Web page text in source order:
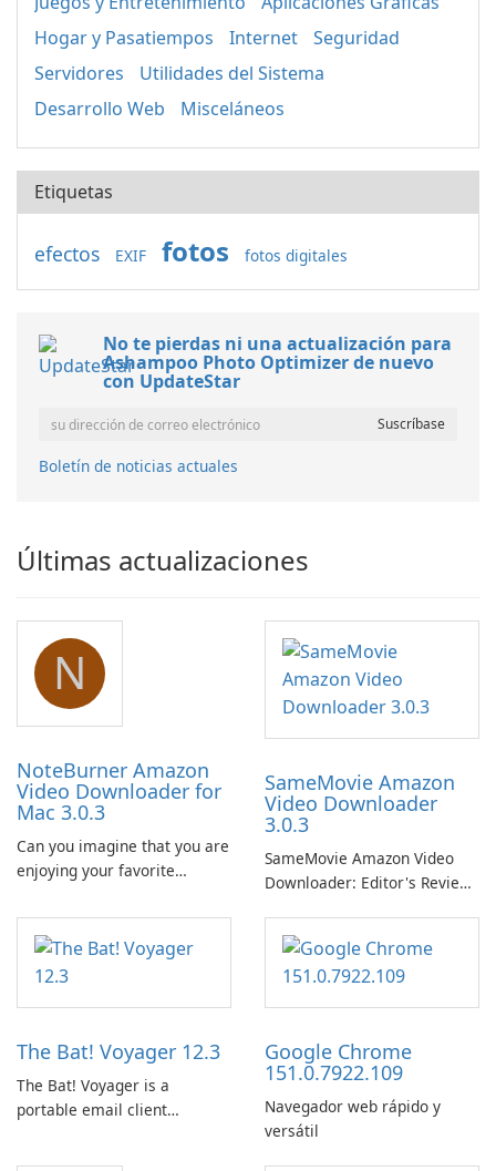
Hogar y Pasatiempos
Internet
Seguridad
Servidores
Utilidades del Sistema
Desarrollo Web
Misceláneos
Etiquetas
efectos EXIF fotos fotos digitales
No te pierdas ni una actualización para
Ashampoo Photo Optimizer de nuevo
con UpdateStar
Boletín de noticias actuales
Últimas actualizaciones
N
NoteBurner Amazon
Video Downloader for
Mac 3.0.3
Can you imagine that you are
enjoying your favorite
lying on the beach, camping
in the woods or even during
your long commute to work
SameMovie Amazon
Video Downloader
3.0.3
SameMovie Amazon Video
Downloader: Editor's Review
Downloader is a desktop
utility for saving Amazon
Prime Video titles and other
Amazon web-player content
The Bat! Voyager 12.3
The Bat! Voyager is a
portable email client
Google Chrome
151.0.7922.109
Navegador web rápido y
versátil